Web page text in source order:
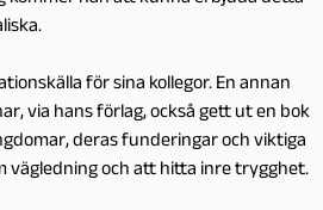
för sina kollegor. En annan
via hans förlag, också gett ut en bok
deras funderingar och viktiga
vägledning och att hitta inre trygghet.